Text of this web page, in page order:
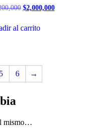
El
era:
$2,000,000El
al carrito
5 6 →
mismo…